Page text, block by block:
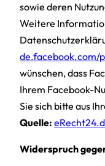
sowie deren
Weitere
de.facebook.com/
wünschen, dass
Ihrem Facebook-
Sie sich bitte aus
Quelle:
Widerspruch